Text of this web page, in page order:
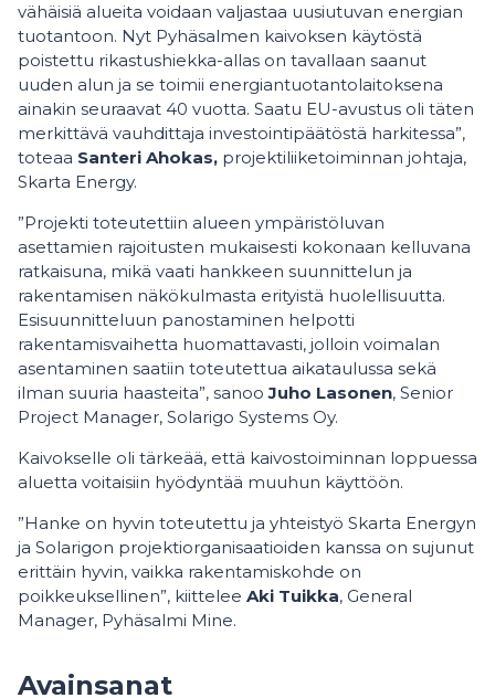
vähäisiä alueita voidaan valjastaa uusiutuvan energian
tuotantoon. Nyt Pyhäsalmen kaivoksen käytöstä
poistettu rikastushiekka-allas on tavallaan saanut
uuden alun ja se toimii energiantuotantolaitoksena
ainakin seuraavat 40 vuotta. Saatu EU-avustus oli täten
merkittävä vauhdittaja investointipäätöstä harkitessa”,
toteaa Santeri Ahokas, projektiliiketoiminnan johtaja,
Skarta Energy.
”Projekti toteutettiin alueen ympäristöluvan
asettamien rajoitusten mukaisesti kokonaan kelluvana
ratkaisuna, mikä vaati hankkeen suunnittelun ja
rakentamisen näkökulmasta erityistä huolellisuutta.
Esisuunnitteluun panostaminen helpotti
rakentamisvaihetta huomattavasti, jolloin voimalan
asentaminen saatiin toteutettua aikataulussa sekä
ilman suuria haasteita”, sanooJuho Lasonen, Senior
Project Manager, Solarigo Systems Oy.
Kaivokselle oli tärkeää, että kaivostoiminnan loppuessa
aluetta voitaisiin hyödyntää muuhun käyttöön.
”Hanke on hyvin toteutettu ja yhteistyö Skarta Energyn
ja Solarigon projektiorganisaatioiden kanssa on sujunut
erittäin hyvin, vaikka rakentamiskohde on
poikkeuksellinen”, kiittelee Aki Tuikka, General
Manager, Pyhäsalmi Mine.
Avainsanat